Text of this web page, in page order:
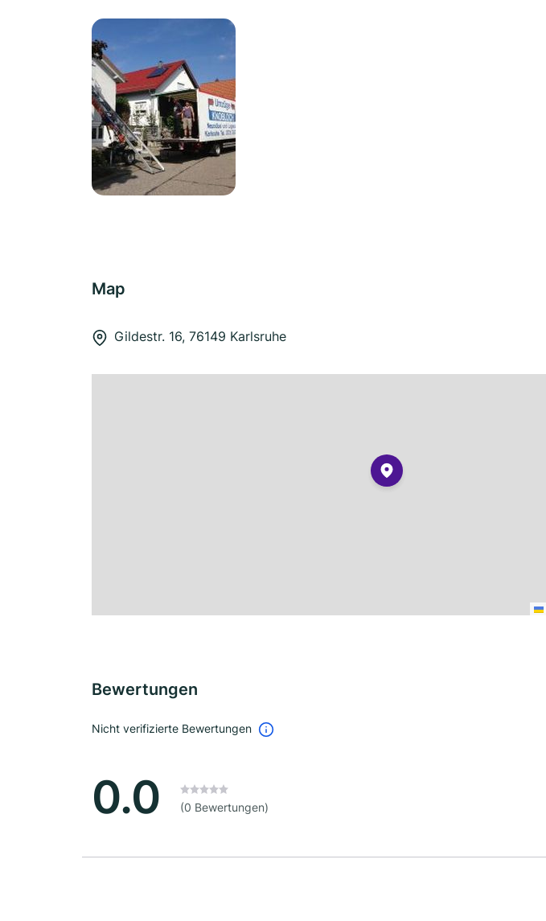
Map
Gildestr. 16, 76149 Karlsruhe
Bewertungen
Nicht verifizierte Bewertungen
0.0 (0 Bewertungen)